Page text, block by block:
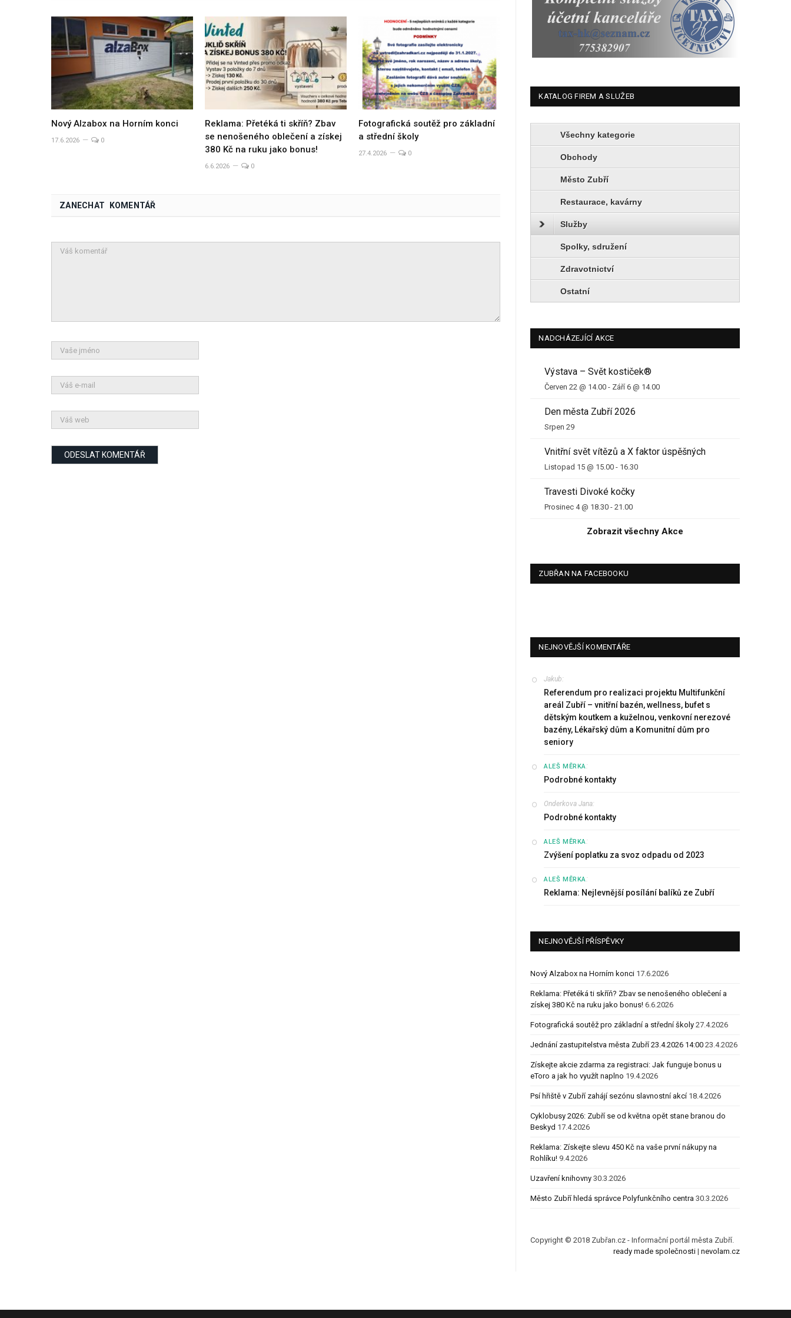
Nový Alzabox na Horním konci
17.6.2026 0
Reklama: Přetéká ti skříň? Zbav
se nenošeného oblečení a získej
380 Kč na ruku jako bonus!
6.6.2026 0
Fotografická soutěž pro základní
a střední školy
27.4.2026 0
ZANECHAT KOMENTÁŘ
KATALOG FIREM A SLUŽEB
Všechny kategorie
Obchody
Město Zubří
Restaurace, kavárny
Služby
Spolky, sdružení
Zdravotnictví
Ostatní
NADCHÁZEJÍCÍ AKCE
Výstava – Svět kostiček®
Červen 22 @ 14.00 - Září 6 @ 14.00
Den města Zubří 2026
Srpen 29
Vnitřní svět vítězů a X faktor úspěšných
Listopad 15 @ 15.00 - 16.30
Travesti Divoké kočky
Prosinec 4 @ 18.30 -21.00
Zobrazit všechny Akce
ZUBŘAN NA FACEBOOKU
NEJNOVĚJŠÍ KOMENTÁŘE
Jakub:
Referendum pro realizaci projektu Multifunkční
areál Zubří – vnitřní bazén, wellness, bufet s
dětským koutkem a kuželnou, venkovní nerezové
bazény, Lékařský dům a Komunitní dům pro
seniory
ALEŠ MĚRKA:
Podrobné kontakty
Onderkova Jana:
Podrobné kontakty
ALEŠ MĚRKA:
Zvýšení poplatku za svoz odpadu od 2023
ALEŠ MĚRKA:
Reklama: Nejlevnější posílání balíků ze Zubří
NEJNOVĚJŠÍ PŘÍSPĚVKY
Nový Alzabox na Horním konci 17.6.2026
Reklama: Přetéká ti skříň? Zbav se nenošeného oblečení a
získej 380 Kč na ruku jako bonus! 6.6.2026
Fotografická soutěž pro základní a střední školy 27.4.2026
Jednání zastupitelstva města Zubří 23.4.2026 14:00 23.4.2026
Získejte akcie zdarma za registraci: Jak funguje bonus u
eToro a jak ho využít naplno 19.4.2026
Psí hřiště v Zubří zahájí sezónu slavnostní akcí 18.4.2026
Cyklobusy 2026: Zubří se od května opět stane branou do
Beskyd 17.4.2026
Reklama: Získejte slevu 450 Kč na vaše první nákupy na
Rohlíku! 9.4.2026
Uzavření knihovny 30.3.2026
Město Zubří hledá správce Polyfunkčního centra 30.3.2026
Copyright © 2018 Zubřan.cz - Informační portál města Zubří.
ready made společnosti| nevolam.cz